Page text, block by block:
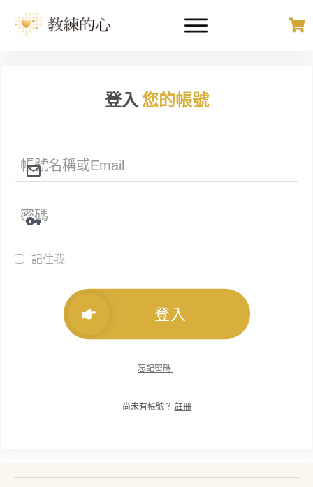
登入您的帳號
記住我
登入
忘記密碼
尚未有帳號？ 註冊